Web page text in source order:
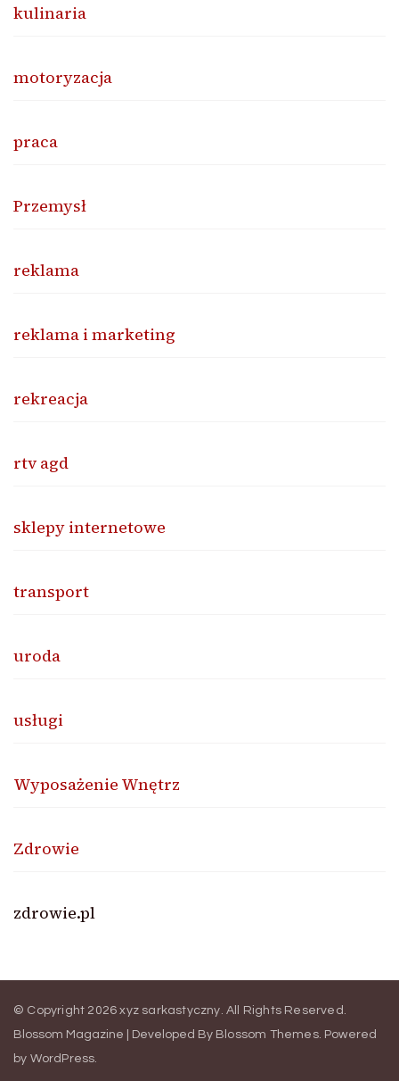
kulinaria
motoryzacja
praca
Przemysł
reklama
reklama i marketing
rekreacja
rtv agd
sklepy internetowe
transport
uroda
usługi
Wyposażenie Wnętrz
Zdrowie
zdrowie.pl
© Copyright 2026xyz sarkastyczny. All Rights Reserved.
Blossom Magazine | Developed By Blossom Themes. Powered
by WordPress.